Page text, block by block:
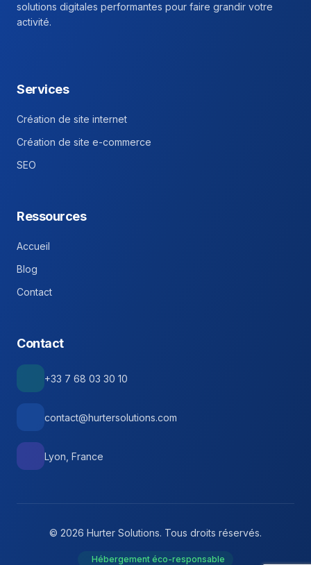
solutions digitales performantes pour faire grandir votre
activité.
Services
Création de site internet
Création de site e-commerce
SEO
Ressources
Accueil
Blog
Contact
Contact
+33 7 68 03 30 10
contact@hurtersolutions.com
Lyon, France
© 2026 Hurter Solutions. Tous droits réservés.
Hébergement éco-responsable